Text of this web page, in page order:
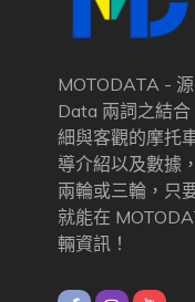
MOTODATA -
Data 兩詞之結
細與客觀的摩托
導介紹以及數據
兩輪或三輪，只
就能在
輛資訊！